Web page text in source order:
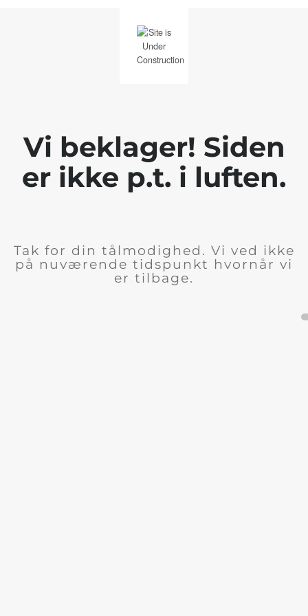
Vi beklager! Siden
er ikke p.t. i luften.
Tak for din tålmodighed. Vi ved ikke
på nuværende tidspunkt hvornår vi
er tilbage.